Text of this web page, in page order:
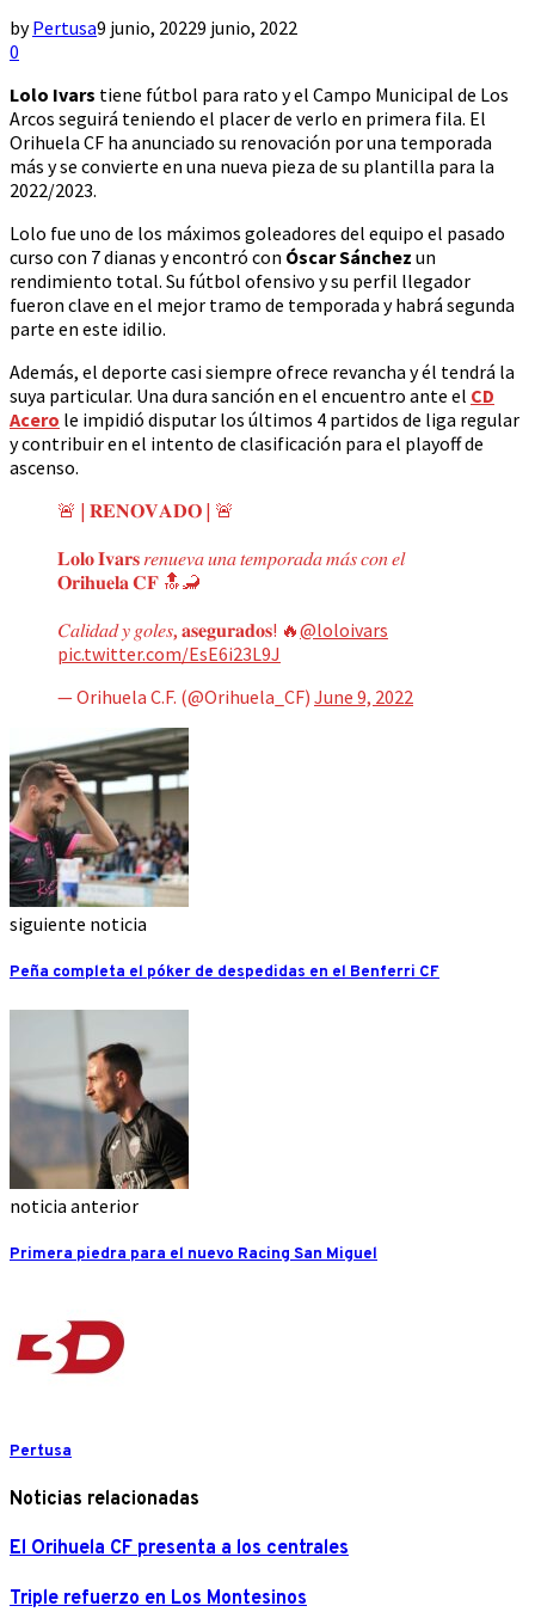
byPertusa9 junio, 20229 junio, 2022
0
Lolo Ivars tiene fútbol para rato y el Campo Municipal de Los
Arcos seguirá teniendo el placer de verlo en primera fila. El
Orihuela CF ha anunciado su renovación por una temporada
más y se convierte en una nueva pieza de su plantilla para la
2022/2023.
Lolo fue uno de los máximos goleadores del equipo el pasado
curso con 7 dianas y encontró con Óscar Sánchez un
rendimiento total. Su fútbol ofensivo y su perfil llegador
fueron clave en el mejor tramo de temporada y habrá segunda
parte en este idilio.
Además, el deporte casi siempre ofrece revancha y él tendrá la
suya particular. Una dura sanción en el encuentro ante el CD
Acero le impidió disputar los últimos 4 partidos de liga regular
y contribuir en el intento de clasificación para el playoff de
ascenso.
🚨 | 𝐑𝐄𝐍𝐎𝐕𝐀𝐃𝐎 | 🚨
𝐋𝐨𝐥𝐨 𝐈𝐯𝐚𝐫𝐬 𝑟𝑒𝑛𝑢𝑒𝑣𝑎 𝑢𝑛𝑎 𝑡𝑒𝑚𝑝𝑜𝑟𝑎𝑑𝑎 𝑚𝑎́𝑠 𝑐𝑜𝑛 𝑒𝑙
𝐎𝐫𝐢𝐡𝐮𝐞𝐥𝐚 𝐂𝐅 🔝🦂
𝐶𝑎𝑙𝑖𝑑𝑎𝑑 𝑦 𝑔𝑜𝑙𝑒𝑠, 𝐚𝐬𝐞𝐠𝐮𝐫𝐚𝐝𝐨𝐬! 🔥@loloivars
pic.twitter.com/EsE6i23L9J
— Orihuela C.F. (@Orihuela_CF) June 9, 2022
siguiente noticia
Peña completa el póker de despedidas en el Benferri CF
noticia anterior
Primera piedra para el nuevo Racing San Miguel
Pertusa
Noticias relacionadas
El Orihuela CF presenta a los centrales
Triple refuerzo en Los Montesinos